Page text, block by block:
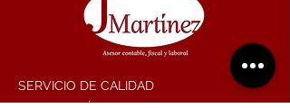
SERVICIO DE CALIDAD